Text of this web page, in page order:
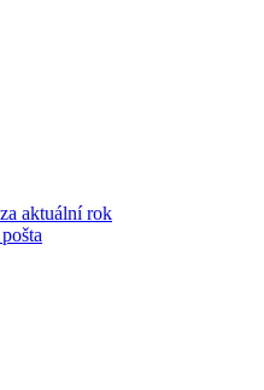
aktuální rok